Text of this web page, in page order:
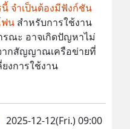
จำเป็นต้องมีฟังก์ชัน
ฟน สำหรับการใช้งาน
ณะ อาจเกิดปัญหาไม่
ากสัญญาณเครือข่ายที่
งการใช้งาน
2025-12-12(Fri.) 09:00